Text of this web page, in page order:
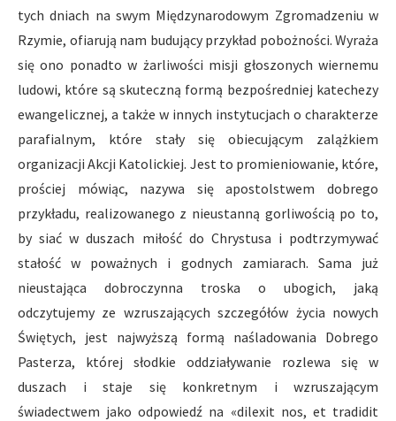
tych dniach na swym Międzynarodowym Zgromadzeniu w
Rzymie, ofiarują nam budujący przykład pobożności. Wyraża
się ono ponadto w żarliwości misji głoszonych wiernemu
ludowi, które są skuteczną formą bezpośredniej katechezy
ewangelicznej, a także w innych instytucjach o charakterze
parafialnym, które stały się obiecującym zalążkiem
organizacji Akcji Katolickiej. Jest to promieniowanie, które,
prościej mówiąc, nazywa się apostolstwem dobrego
przykładu, realizowanego z nieustanną gorliwością po to,
by siać w duszach miłość do Chrystusa i podtrzymywać
stałość w poważnych i godnych zamiarach. Sama już
nieustająca dobroczynna troska o ubogich, jaką
odczytujemy ze wzruszających szczegółów życia nowych
Świętych, jest najwyższą formą naśladowania Dobrego
Pasterza, której słodkie oddziaływanie rozlewa się w
duszach i staje się konkretnym i wzruszającym
świadectwem jako odpowiedź na «dilexit nos, et tradidit